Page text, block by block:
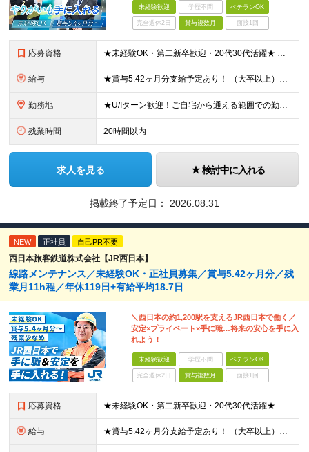
未経験歓迎 学歴不問 ベテランOK
完全週休2日 賞与複数月 面接1回
応募資格 ★未経験OK・第二新卒歓迎・20代30代活躍★ ☆高卒以上 ☆社会人経験（就労経験）がある方 業界・ポジション・年数は不問です！ 「誰もが知る大手企業で働きたい」 「1人より、チームで仕事がした
給与 ★賞与5.42ヶ月分支給予定あり！ （大卒以上）月給24万1,692円～39万5,780円＋各種手当＋賞与2回 （高卒以上）月給22万2,662円～39万5,780円＋各種手当＋賞与2回 ※上記は
勤務地 ★U/Iターン歓迎！ご自宅から通える範囲での勤務となります ★JR西日本本社（大阪市北区）または、当社事業エリア内（北陸から北九州まで）の各支社で勤務 ※関西に本社あり※ 〈近畿エリア〉 三重県（
残業時間 20時間以内
求人を見る 検討中に入れる
掲載終了予定日： 2026.08.31
NEW 正社員 自己PR不要
西日本旅客鉄道株式会社【JR西日本】
線路メンテナンス／未経験OK・正社員募集／賞与5.42ヶ月分／残
業月11h程／年休119日+有給平均18.7日
＼西日本の約1,200駅を支えるJR西日本で働く／
安定×プライベート×手に職…将来の安心を手に入
れよう！
未経験歓迎 学歴不問 ベテランOK
完全週休2日 賞与複数月 面接1回
応募資格 ★未経験OK・第二新卒歓迎・20代30代活躍★ ☆高卒以上 ☆社会人経験（就労経験）がある方 業界・ポジション・年数は不問です！ 「誰もが知る大手企業で働きたい」 「1人より、チームで仕事がした
給与 ★賞与5.42ヶ月分支給予定あり！ （大卒以上）月給24万1,692円～39万5,780円＋各種手当＋賞与2回 （高卒以上）月給22万2,662円～39万5,780円＋各種手当＋賞与2回 ※上記は2